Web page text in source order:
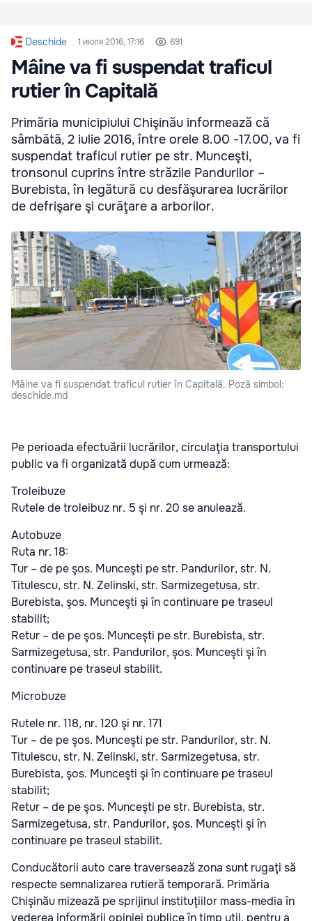
Deschide 1 июля 2016, 17:16 691
Mâine va fi suspendat traficul
rutier în Capitală
Primăria municipiului Chişinău informează că
sâmbătă, 2 iulie 2016, între orele 8.00 -17.00, va fi
suspendat traficul rutier pe str. Munceşti,
tronsonul cuprins între străzile Pandurilor –
Burebista, în legătură cu desfăşurarea lucrărilor
de defrişare şi curăţare a arborilor.
Mâine va fi suspendat traficul rutier în Capitală. Poză simbol:
deschide.md
Pe perioada efectuării lucrărilor, circulaţia transportului
public va fi organizată după cum urmează:
Troleibuze
Rutele de troleibuz nr. 5 şi nr. 20 se anulează.
Autobuze
Ruta nr. 18:
Tur – de pe şos. Munceşti pe str. Pandurilor, str. N.
Titulescu, str. N. Zelinski, str. Sarmizegetusa, str.
Burebista, şos. Munceşti şi în continuare pe traseul
stabilit;
Retur – de pe şos. Munceşti pe str. Burebista, str.
Sarmizegetusa, str. Pandurilor, şos. Munceşti şi în
continuare pe traseul stabilit.
Microbuze
Rutele nr. 118, nr. 120 şi nr. 171
Tur – de pe şos. Munceşti pe str. Pandurilor, str. N.
Titulescu, str. N. Zelinski, str. Sarmizegetusa, str.
Burebista, şos. Munceşti şi în continuare pe traseul
stabilit;
Retur – de pe şos. Munceşti pe str. Burebista, str.
Sarmizegetusa, str. Pandurilor, şos. Munceşti şi în
continuare pe traseul stabilit.
Conducătorii auto care traversează zona sunt rugaţi să
respecte semnalizarea rutieră temporară. Primăria
Chişinău mizează pe sprijinul instituţiilor mass-media în
vederea informării opiniei publice în timp util, pentru a